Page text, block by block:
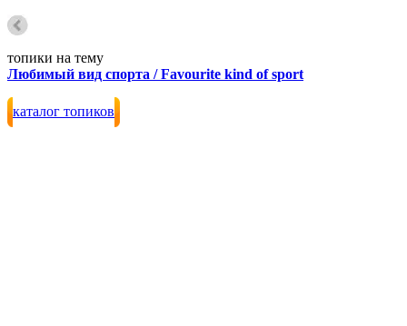
топики на тему
Любимый вид спорта / Favourite kind of sport
каталог топиков